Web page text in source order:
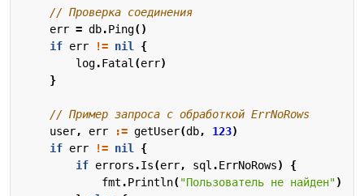
// Проверка соединения
err = db.Ping()
if err != nil
{
log.Fatal (err)
}
// Пример запроса с обработкой ErrNoRows
user, err := getUser(db, 123)
if err != nil
{
if errors .Is(err, sql .ErrNoRows)
{
fmt .Println("Пользователь не найден")